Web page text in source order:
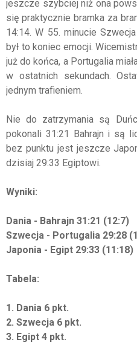
jeszcze szybciej niż ona
się praktycznie bramka za
14:14. W 55. minucie
był to koniec emocji.
już do końca, a Portugalia
w ostatnich sekundach.
jednym trafieniem.
Nie do zatrzymania są
pokonali 31:21 Bahrajn i są
bez punktu jest jeszcze
dzisiaj 29:33 Egiptowi.
Wyniki:
Dania - Bahrajn 31:21 (12:7)
Szwecja - Portugalia 29:28
Japonia - Egipt 29:33 (11:18)
Tabela:
1. Dania 6 pkt.
2. Szwecja 6 pkt.
3. Egipt 4 pkt.